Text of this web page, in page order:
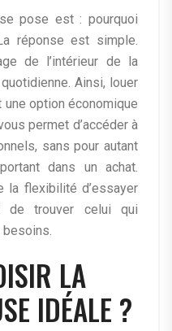
pose est : pourquoi
réponse est simple.
de l’intérieur de la
Ainsi, louer
option économique
permet d’accéder à
sans pour autant
dans un achat.
la flexibilité d’essayer
de trouver celui qui
LA
IDÉALE ?